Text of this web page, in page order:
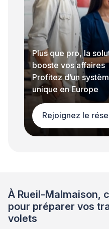
Plus que pro, la
booste vos affaires
Profitez d’un
unique en Europe
Rejoignez le
À Rueil-Malmaison,
pour préparer vos
volets